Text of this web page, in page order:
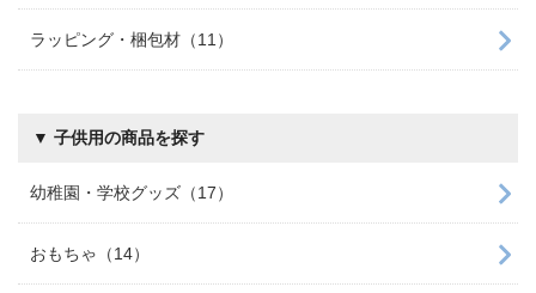
ラッピング・梱包材（11）
▼ 子供用の商品を探す
幼稚園・学校グッズ（17）
おもちゃ（14）